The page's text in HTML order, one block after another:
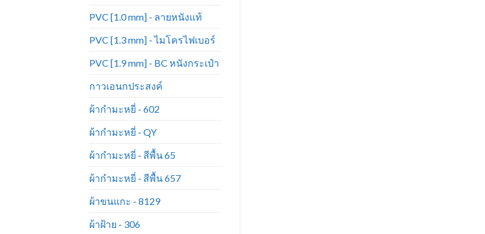
PVC [1.0 mm] - ลายหนังแท้
PVC [1.3 mm] - ไมโครไฟเบอร์
PVC [1.9 mm] - BC หนังกระเป๋า
กาวเอนกประสงค์
ผ้ากำมะหยี่ - 602
ผ้ากำมะหยี่ - QY
ผ้ากำมะหยี่ - สีพื้น 65
ผ้ากำมะหยี่ - สีพื้น 657
ผ้าขนแกะ - 8129
ผ้าฝ้าย - 306